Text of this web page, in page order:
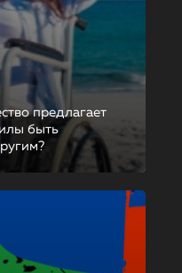
предлагает
быть